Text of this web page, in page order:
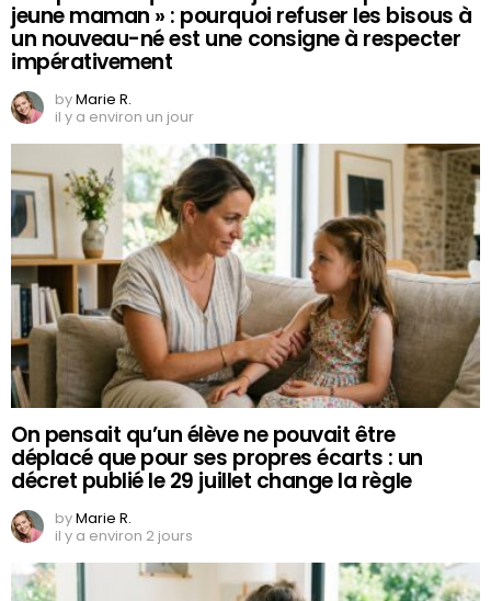
jeune maman » : pourquoi refuser les bisous à
un nouveau-né est une consigne à respecter
impérativement
byMarie R.
il y a environ un jour
On pensait qu’un élève ne pouvait être
déplacé que pour ses propres écarts : un
décret publié le 29 juillet change la règle
byMarie R.
il y a environ 2 jours